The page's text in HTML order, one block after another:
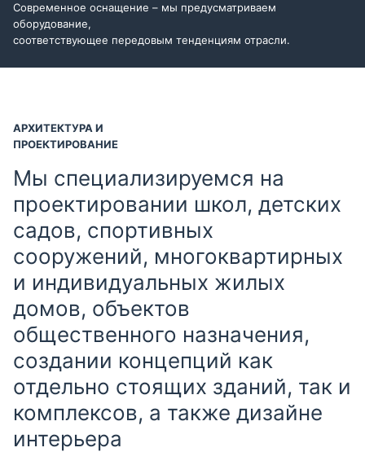
Современное оснащение – мы предусматриваем
оборудование,
соответствующее передовым тенденциям отрасли.
АРХИТЕКТУРА И
ПРОЕКТИРОВАНИЕ
Мы специализируемся на
проектировании школ, детских
садов, спортивных
сооружений, многоквартирных
и индивидуальных жилых
домов, объектов
общественного назначения,
создании концепций как
отдельно стоящих зданий, так и
комплексов, а также дизайне
интерьера